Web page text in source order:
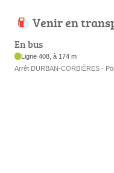
Venir en
En bus
Ligne 408, à 174 m
Arrêt DURBAN-CORBIÈRES -